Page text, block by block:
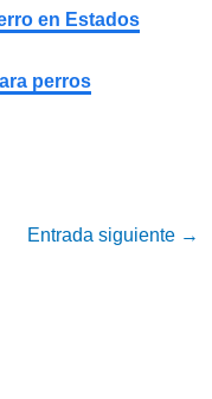
en Estados
perros
Entrada siguiente →